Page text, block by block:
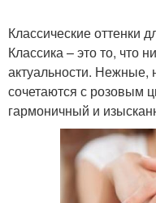
Шикарный маникюр
Стразы в маникюре
Классические оттенки
Классика – это то, что
актуальности. Нежные,
сочетаются с розовым
гармоничный и